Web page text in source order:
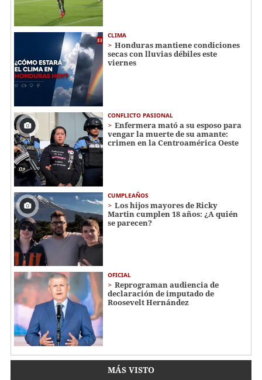
CLIMA
Honduras mantiene condiciones
secas con lluvias débiles este
viernes
CONFLICTO PASIONAL
Enfermera mató a su esposo para
vengar la muerte de su amante:
crimen en la Centroamérica Oeste
CUMPLEAÑOS
Los hijos mayores de Ricky
Martin cumplen 18 años: ¿A quién
se parecen?
OFICIAL
Reprograman audiencia de
declaración de imputado de
Roosevelt Hernández
MÁS VISTO